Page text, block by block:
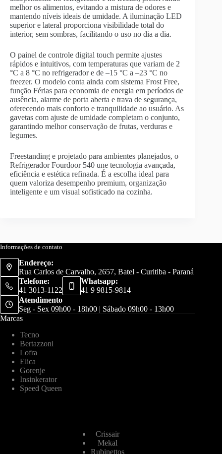
melhor os alimentos, evitando a mistura de odores e
mantendo níveis ideais de umidade. A iluminação LED
superior e lateral proporciona visibilidade total do
interior, sem sombras, facilitando o uso no dia a dia.
O painel de controle digital touch permite ajustes
rápidos e intuitivos, com temperaturas que variam de 2
°C a 8 °C no refrigerador e de –15 °C a –23 °C no
freezer. O modelo conta ainda com sistema Frost Free,
função Férias para economia de energia em períodos de
ausência, alarme de porta aberta e trava de segurança,
oferecendo mais conforto e tranquilidade ao usuário. As
gavetas com ajuste de umidade completam o conjunto,
garantindo melhor conservação de frutas, verduras e
legumes.
Freestanding e projetado para ambientes planejados, o
Refrigerador Fourdoor 540 une tecnologia avançada,
eficiência e estética refinada. É a escolha ideal para
quem valoriza desempenho premium, organização
inteligente e um visual sofisticado na cozinha.
Informações de contato
Endereço:
Rua Carlos de Carvalho, 2657, Batel - Curitiba - Paraná
Telefone:
41 3013-1122
Whatsapp:
41 9 9815-9814
Atendimento
Seg - Sex 09h00 - 18h00 | Sábado 09h00 - 13h00
Marcas
Tecno
Bertazzoni
Lofra
Elica
Gorenje
Insinkerator
Speed Queen
Crissair
Mekal
Rubinettos